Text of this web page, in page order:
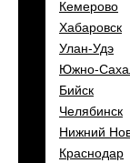
Кемерово
Хабаровск
Улан-Удэ
Южно-
Бийск
Челябинск
Нижний
Краснодар